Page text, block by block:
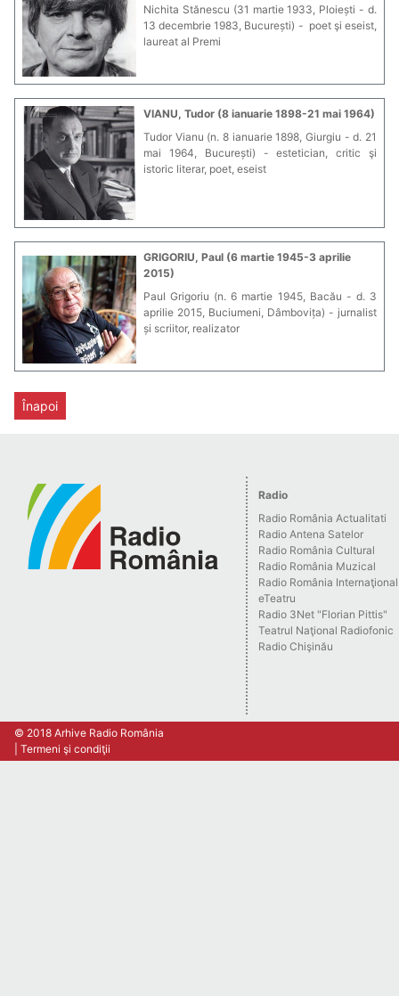
Nichita Stănescu (31 martie 1933, Ploiești - d.
13 decembrie 1983, București) - poet şi eseist,
laureat al Premi
VIANU, Tudor (8 ianuarie 1898-21 mai 1964)
Tudor Vianu (n. 8 ianuarie 1898, Giurgiu - d. 21
mai 1964, București) - estetician, critic şi
istoric literar, poet, eseist
GRIGORIU, Paul (6 martie 1945-3 aprilie
2015)
Paul Grigoriu (n. 6 martie 1945, Bacău - d. 3
aprilie 2015, Buciumeni, Dâmbovița) - jurnalist
și scriitor, realizator
Înapoi
Radio
Radio România Actualitati
Radio Antena Satelor
Radio România Cultural
Radio România Muzical
Radio România Internaţional
eTeatru
Radio 3Net "Florian Pittis"
Teatrul Naţional Radiofonic
Radio Chişinău
© 2018 Arhive Radio România
Termeni şi condiţii